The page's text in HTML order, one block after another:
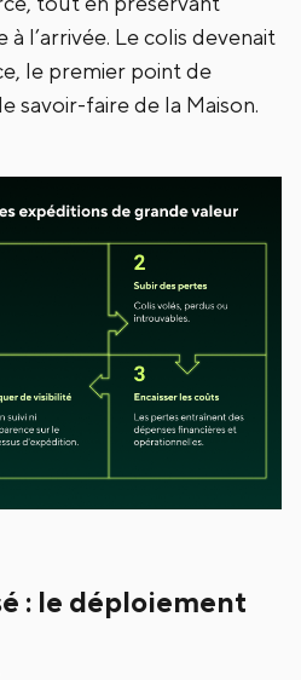
à l’arrivée. Le colis devenait
le premier point de
savoir-faire de la Maison.
: le déploiement